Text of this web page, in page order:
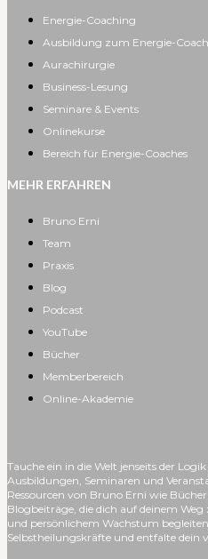
Energie-Coaching
Ausbildung zum Energie-Coach
Aurachirurgie
Business-Lesung
Seminare & Events
Onlinekurse
Bereich für Energie-Coaches
MEHR ERFAHREN
Bruno Erni
Team
Praxis
Blog
Podcast
YouTube
Bücher
Memberbereich
Online-Akademie
Tauche ein in die Welt jenseits der
Ausbildungen, Seminaren und
Ressourcen von Bruno Erni wie
Blogbeiträge, die dich auf deinem
und persönlichem Wachstum
Selbstheilungskräfte und entfalte dein